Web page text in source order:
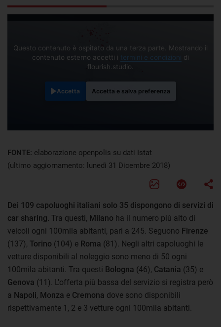
Questo contenuto è ospitato da una terza parte. Mostrando il
contenuto esterno accetti i termini e condizioni di
flourish.studio.
Accetta Accetta e salva preferenza
FONTE: elaborazione openpolis su dati Istat
(ultimo aggiornamento: lunedì 31 Dicembre 2018)
Dei 109 capoluoghi italiani solo 35 dispongono di servizi di
car sharing. Tra questi, Milano ha il numero più alto di
veicoli ogni 100mila abitanti, pari a 245. Seguono Firenze
(137), Torino (104) e Roma (81). Negli altri capoluoghi le
vetture disponibili al noleggio sono meno di 50 ogni
100mila abitanti. Tra questi Bologna (46), Catania (35) e
Genova (11). L'offerta più bassa del servizio si registra però
a Napoli, Monza e Cremona dove sono disponibili
rispettivamente 1, 2 e 3 vetture ogni 100mila abitanti.